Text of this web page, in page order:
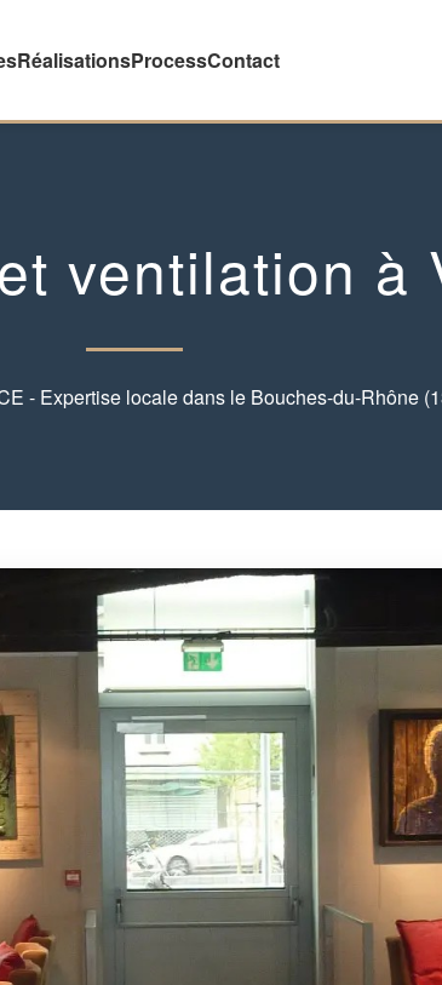
RéalisationsProcessContact
ventilation à
- Expertise locale dans le Bouches-du-Rhône